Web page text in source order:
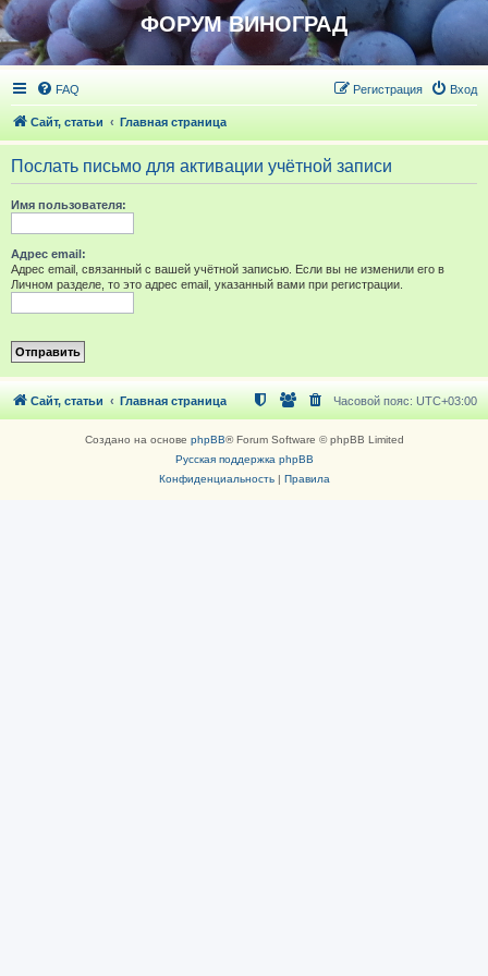
ФОРУМ ВИНОГРАД
FAQ Вход
Регистрация
Сайт, статьи Главная страница
Послать письмо для активации учётной записи
Имя пользователя:
Адрес email:
Адрес email, связанный с вашей учётной записью. Если вы не изменили его в
Личном разделе, то это адрес email, указанный вами при регистрации.
Сайт, статьи Главная страница Часовой пояс: UTC+03:00
Создано на основе phpBB® Forum Software © phpBB Limited
Русская поддержка phpBB
Конфиденциальность| Правила